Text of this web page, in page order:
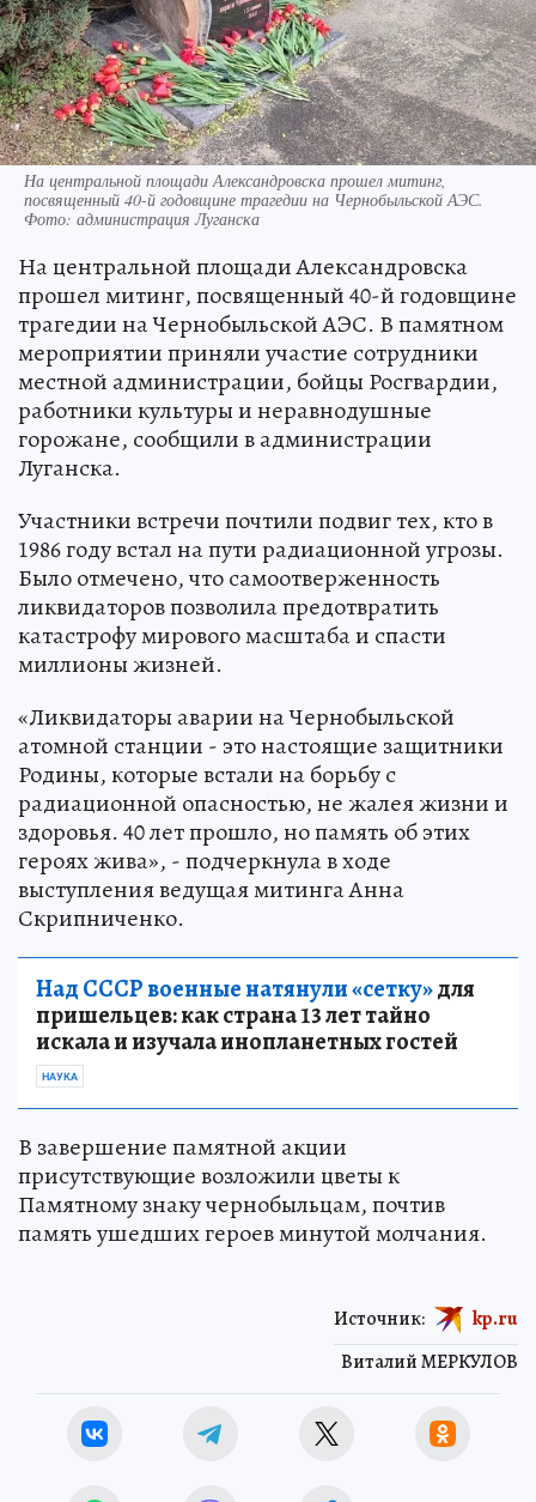
На центральной площади Александровска прошел митинг,
посвященный 40-й годовщине трагедии на Чернобыльской АЭС.
Фото: администрация Луганска
На центральной площади Александровска
прошел митинг, посвященный 40-й годовщине
трагедии на Чернобыльской АЭС. В памятном
мероприятии приняли участие сотрудники
местной администрации, бойцы Росгвардии,
работники культуры и неравнодушные
горожане, сообщили в администрации
Луганска.
Участники встречи почтили подвиг тех, кто в
1986 году встал на пути радиационной угрозы.
Было отмечено, что самоотверженность
ликвидаторов позволила предотвратить
катастрофу мирового масштаба и спасти
миллионы жизней.
«Ликвидаторы аварии на Чернобыльской
атомной станции - это настоящие защитники
Родины, которые встали на борьбу с
радиационной опасностью, не жалея жизни и
здоровья. 40 лет прошло, но память об этих
героях жива», - подчеркнула в ходе
выступления ведущая митинга Анна
Скрипниченко.
Над СССР военные натянули «сетку»для
пришельцев: как страна 13 лет тайно
искала и изучала инопланетных гостей
НАУКА
В завершение памятной акции
присутствующие возложили цветы к
Памятному знаку чернобыльцам, почтив
память ушедших героев минутой молчания.
Виталий МЕРКУЛОВ
Источник: kp.ru